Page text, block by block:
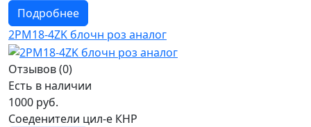
Подробнее
2РМ18-4ZK блочн роз аналог
Отзывов (0)
Есть в наличии
1000 руб.
Соеденители цил-е КНР